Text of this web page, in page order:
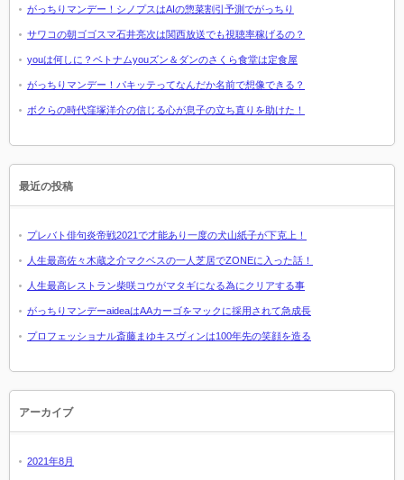
がっちりマンデー！シノプスはAIの惣菜割引予測でがっちり
サワコの朝ゴゴスマ石井亮次は関西放送でも視聴率稼げるの？
youは何しに？ベトナムyouズン＆ダンのさくら食堂は定食屋
がっちりマンデー！パキッテってなんだか名前で想像できる？
ボクらの時代窪塚洋介の信じる心が息子の立ち直りを助けた！
最近の投稿
プレバト俳句炎帝戦2021で才能あり一度の犬山紙子が下克上！
人生最高佐々木蔵之介マクベスの一人芝居でZONEに入った話！
人生最高レストラン柴咲コウがマタギになる為にクリアする事
がっちりマンデーaideaはAAカーゴをマックに採用されて急成長
プロフェッショナル斎藤まゆキスヴィンは100年先の笑顔を造る
アーカイブ
2021年8月